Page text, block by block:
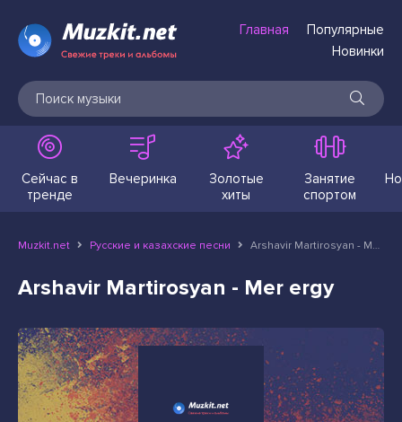
Главная
Популярные
Новинки
Сейчас в
тренде
Вечеринка
Золотые
хиты
Занятие
спортом
Muzkit.net Русские и казахские песни Arshavir Martirosyan - Mer ergy
Arshavir Martirosyan - Mer ergy